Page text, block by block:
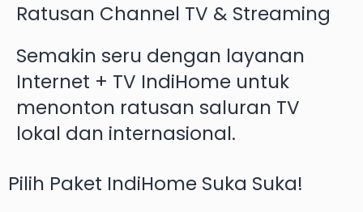
Ratusan Channel TV & Streaming
Semakin seru dengan layanan
Internet + TV IndiHome untuk
menonton ratusan saluran TV
lokal dan internasional.
Pilih Paket IndiHome Suka Suka!